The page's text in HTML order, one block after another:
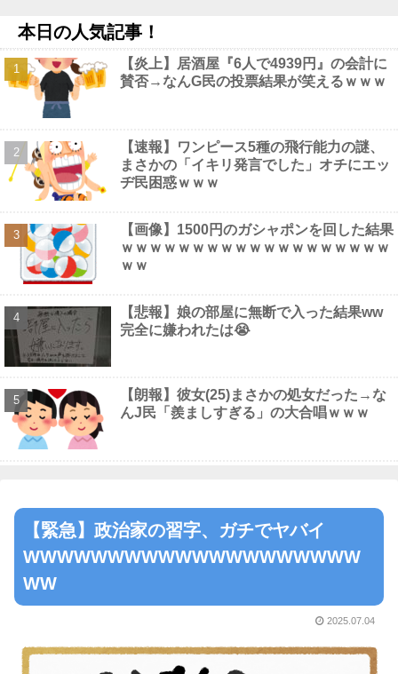
ジーと誤解させ人気が出たなろう作品ｗｗｗｗｗｗｗｗｗｗ他
NEW!
【画像】 超絶美女(32歳・子持ち)の人妻ボディｗ NEW!
【悲報】イチロー「怪我さえなければ、とかは雑魚の言い訳」他
NEW!
【最新画像】 田中みな実(39)の乳房、めちゃくちゃデカくなって
【コトブキヤ出荷情報】「フレームアーティスト 雪ミク」「創彩
少女庭園 早乙女 瑠衣【桃桜高校・競泳水着】」プラモデルほか
【発売日決定】他
NEW!
【画像】 こういうお○ぱいが至高だよなｗｗｗ
本日の人気記事！
【炎上】居酒屋『6人で4939円』の会計に
賛否→なんG民の投票結果が笑えるｗｗｗ
【速報】ワンピース5種の飛行能力の謎、
まさかの「イキリ発言でした」オチにエッ
ヂ民困惑ｗｗｗ
【画像】1500円のガシャポンを回した結果
ｗｗｗｗｗｗｗｗｗｗｗｗｗｗｗｗｗｗｗ
ｗｗ
【悲報】娘の部屋に無断で入った結果ww
完全に嫌われたは😭
【朗報】彼女(25)まさかの処女だった→な
んJ民「羨ましすぎる」の大合唱ｗｗｗ
【緊急】政治家の習字、ガチでヤバイ
WWWWWWWWWWWWWWWWWWWW
WW
2025.07.04